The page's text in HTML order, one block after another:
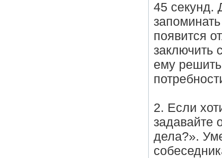
45 секунд.
появится
заключить
ему
2. Если
задавайте
дела?».